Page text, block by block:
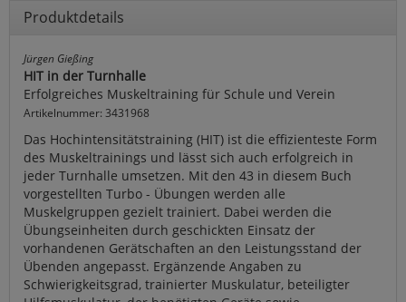
Produktdetails
Jürgen Gießing
HIT in der Turnhalle
Erfolgreiches Muskeltraining für Schule und Verein
Artikelnummer: 3431968
Das Hochintensitätstraining (HIT) ist die effizienteste Form
des Muskeltrainings und lässt sich auch erfolgreich in
jeder Turnhalle umsetzen. Mit den 43 in diesem Buch
vorgestellten Turbo - Übungen werden alle
Muskelgruppen gezielt trainiert. Dabei werden die
Übungseinheiten durch geschickten Einsatz der
vorhandenen Gerätschaften an den Leistungsstand der
Übenden angepasst. Ergänzende Angaben zu
Schwierigkeitsgrad, trainierter Muskulatur, beteiligter